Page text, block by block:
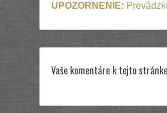
UPOZORNENIE:
Vaše komentáre k tejto stránke